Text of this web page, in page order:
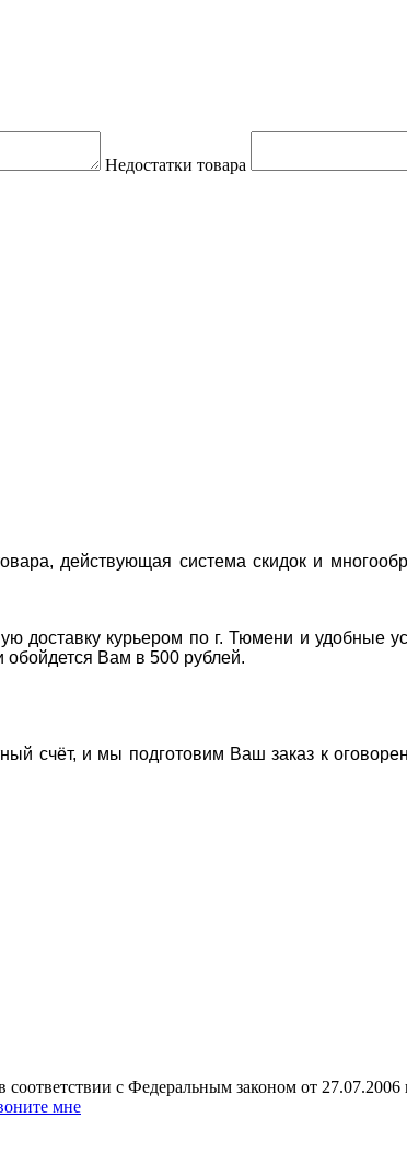
Недостатки товара
действующая система скидок и
курьером по г. Тюмени и удобные
обойдется Вам в 500 рублей.
счёт, и мы подготовим Ваш заказ к
с Федеральным законом от
мне